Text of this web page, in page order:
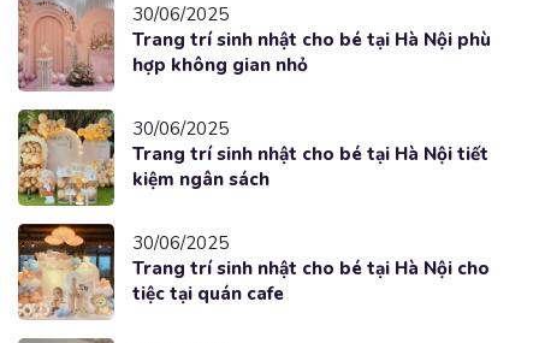
30/06/2025
Trang trí sinh nhật cho bé tại Hà Nội phù
hợp không gian nhỏ
30/06/2025
Trang trí sinh nhật cho bé tại Hà Nội tiết
kiệm ngân sách
30/06/2025
Trang trí sinh nhật cho bé tại Hà Nội cho
tiệc tại quán cafe